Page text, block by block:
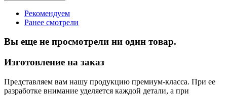
Рекомендуем
Ранее смотрели
Вы еще не просмотрели ни один товар.
Изготовление на заказ
Представляем вам нашу продукцию премиум-класса. При ее
разработке внимание уделяется каждой детали, а при